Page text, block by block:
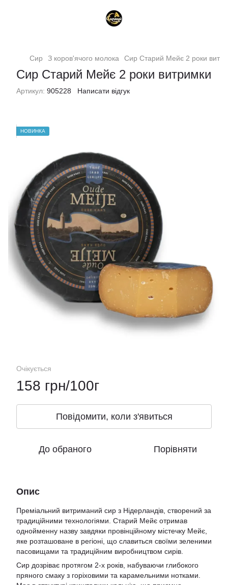
Сир З коров'ячого молока Сир Старий Мейє 2 роки
Сир Старий Мейє 2 роки витримки
Артикул: 905228 Написати відгук
НОВИНКА
Очікується
158 грн/100г
Повідомити, коли з'явиться
До обраного Порівняти
Опис
Преміальний витриманий сир з Нідерландів, створений за
традиційними технологіями. Старий Мейє отримав
однойменну назву завдяки провінційному містечку Мейє,
яке розташоване в регіоні, що славиться своїми зеленими
пасовищами та традиційним виробництвом сирів.
Сир дозріває протягом 2-х років, набуваючи глибокого
пряного смаку з горіховими та карамельними нотками.